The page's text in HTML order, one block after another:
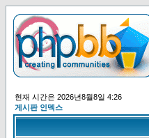
현재 시간은 2026년8월8일 4:26
게시판 인덱스